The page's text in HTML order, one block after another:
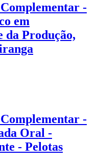
-
em
da Produção,
-
Oral -
- Pelotas